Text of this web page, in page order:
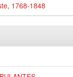
1768-1848